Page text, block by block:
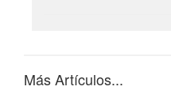
Más Artículos...